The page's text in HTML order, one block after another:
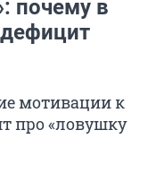
почему в
мотивации к
про «ловушку